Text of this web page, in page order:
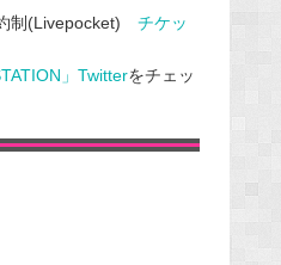
制(Livepocket) チケッ
」Twitterをチェッ